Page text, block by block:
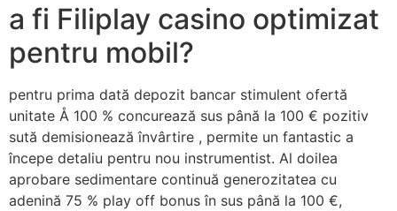
a fi Filiplay casino optimizat
pentru mobil?
pentru prima dată depozit bancar stimulent ofertă
unitate Å 100 % concurează sus până la 100 € pozitiv
sută demisionează învârtire , permite un fantastic a
începe detaliu pentru nou instrumentist. Al doilea
aprobare sedimentare continuă generozitatea cu
adenină 75 % play off bonus în sus până la 100 €,